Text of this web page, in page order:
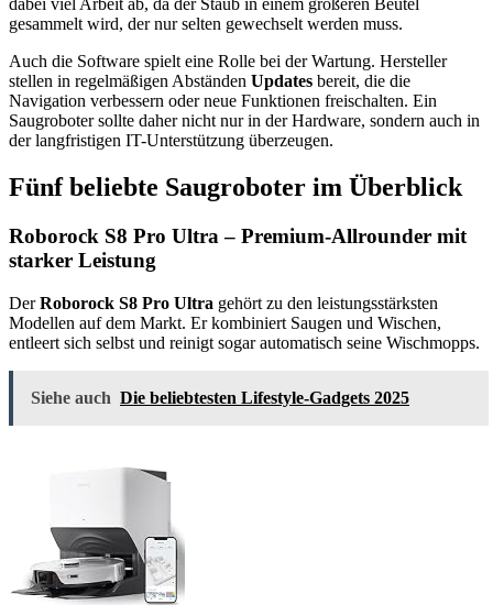
dabei viel Arbeit ab, da der Staub in einem größeren Beutel
gesammelt wird, der nur selten gewechselt werden muss.
Auch die Software spielt eine Rolle bei der Wartung. Hersteller
stellen in regelmäßigen Abständen Updates bereit, die die
Navigation verbessern oder neue Funktionen freischalten. Ein
Saugroboter sollte daher nicht nur in der Hardware, sondern auch in
der langfristigen IT-Unterstützung überzeugen.
Fünf beliebte Saugroboter im Überblick
Roborock S8 Pro Ultra – Premium-Allrounder mit
starker Leistung
DerRoborock S8 Pro Ultra gehört zu den leistungsstärksten
Modellen auf dem Markt. Er kombiniert Saugen und Wischen,
entleert sich selbst und reinigt sogar automatisch seine Wischmopps.
Siehe auch Die beliebtesten Lifestyle-Gadgets 2025